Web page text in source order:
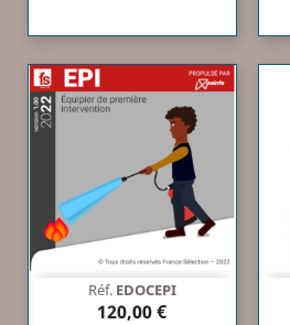
Réf. EDOCEPI
120,00 €